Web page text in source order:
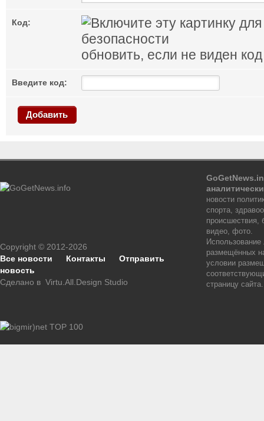
Код:
обновить, если не виден код
Введите код:
Добавить
Copyright © 2012-2026
Все новости
Контакты
Отправить
новость
Сделано в Virtu.All.Design Studio
новости
спорта,
происшествия,
видео, фото.
размещённых
условии
страницу сайта.